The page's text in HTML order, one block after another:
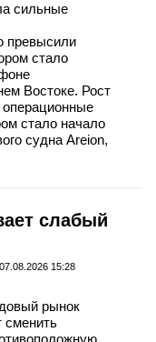
сильные
превысили
стало
Востоке. Рост
стало начало
судна Areion,
слабый
07.08.2026 15:28
рынок
сменить